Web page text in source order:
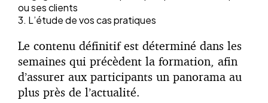
ou ses clients
3. L’étude de vos cas pratiques
Le contenu définitif est déterminé dans les
semaines qui précèdent la formation, afin
d’assurer aux participants un panorama au
plus près de l’actualité.